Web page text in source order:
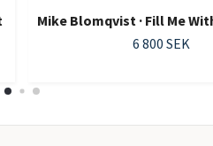
Mike Blomqvist · Fill Me
6 800 SEK